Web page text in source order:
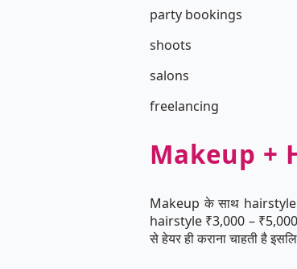
party bookings
shoots
salons
freelancing
Makeup +
Makeup के साथ hairstyle
hairstyle ₹3,000 –
से हेयर ही कराना चाहती है